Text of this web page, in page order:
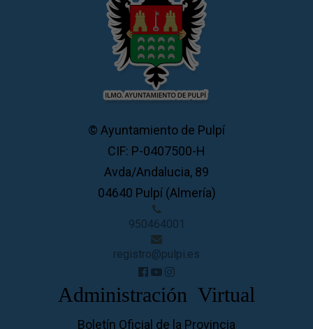
© Ayuntamiento de Pulpí
CIF: P-0407500-H
Avda/Andalucia, 89
04640 Pulpí (Almería)
950464001
registro@pulpi.es
Administración Virtual
Boletín Oficial de la Provincia